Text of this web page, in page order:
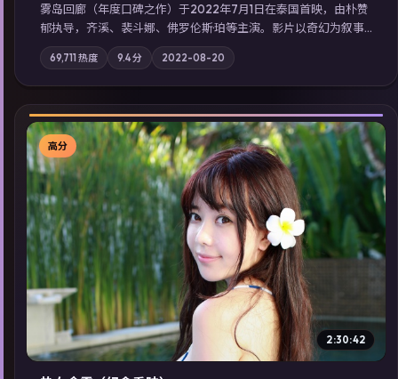
雾岛回廊（年度口碑之作）于2022年7月1日在泰国首映，由朴赞
郁执导，齐溪、裴斗娜、佛罗伦斯·珀等主演。影片以奇幻为叙事
主轴，边境小镇的平静被一封匿名信彻底打破；摄影与配乐强化
地域气质；站内亦可通过「国产免费观看高清电视剧在线看」延
展检索同类型高分佳作，畅享高清在线追剧体验。
69,711 热度 9.4分 2022-08-20
▶
高分
2:30:42